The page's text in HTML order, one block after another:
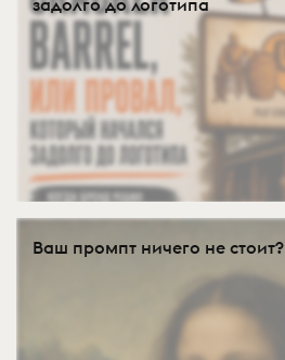
задолго до логотипа
Ваш промпт ничего не стоит?